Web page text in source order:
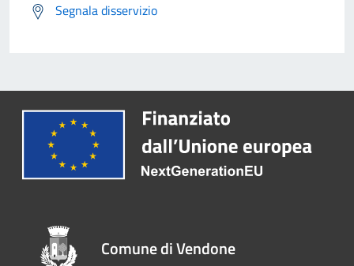
Segnala disservizio
Comune di Vendone